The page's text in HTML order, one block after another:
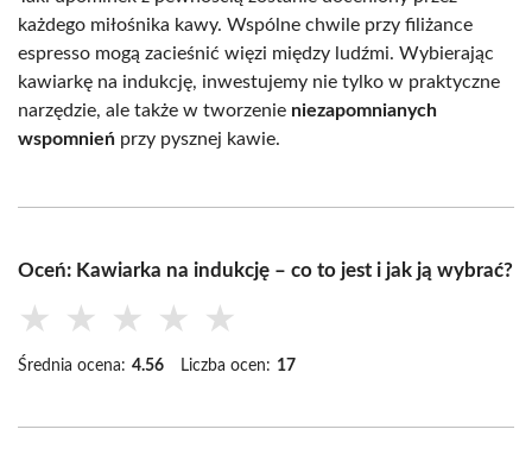
każdego miłośnika kawy. Wspólne chwile przy filiżance
espresso mogą zacieśnić więzi między ludźmi. Wybierając
kawiarkę na indukcję, inwestujemy nie tylko w praktyczne
narzędzie, ale także w tworzenie niezapomnianych
wspomnień przy pysznej kawie.
Oceń: Kawiarka na indukcję – co to jest i jak ją wybrać?
★ ★ ★ ★ ★
Średnia ocena: 4.56 Liczba ocen: 17